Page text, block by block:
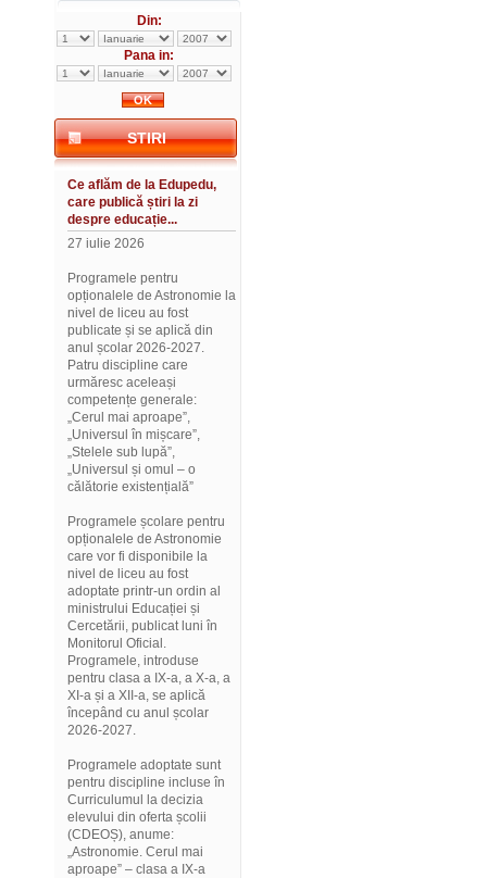
Din:
Pana in:
STIRI
Ce aflăm de la Edupedu,
care publică știri la zi
despre educație...
27 iulie 2026
Programele pentru
opționalele de Astronomie la
nivel de liceu au fost
publicate și se aplică din
anul școlar 2026-2027.
Patru discipline care
urmăresc aceleași
competențe generale:
„Cerul mai aproape”,
„Universul în mișcare”,
„Stelele sub lupă”,
„Universul și omul – o
călătorie existențială”
Programele școlare pentru
opționalele de Astronomie
care vor fi disponibile la
nivel de liceu au fost
adoptate printr-un ordin al
ministrului Educației și
Cercetării, publicat luni în
Monitorul Oficial.
Programele, introduse
pentru clasa a IX-a, a X-a, a
XI-a și a XII-a, se aplică
începând cu anul școlar
2026-2027.
Programele adoptate sunt
pentru discipline incluse în
Curriculumul la decizia
elevului din oferta școlii
(CDEOȘ), anume:
„Astronomie. Cerul mai
aproape” – clasa a IX-a